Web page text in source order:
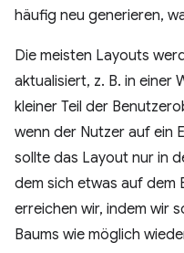
häufig neu generieren,
Die meisten Layouts
aktualisiert, z. B. in einer
kleiner Teil der
wenn der Nutzer auf ein
sollte das Layout nur in
dem sich etwas auf dem
erreichen wir, indem wir
Baums wie möglich